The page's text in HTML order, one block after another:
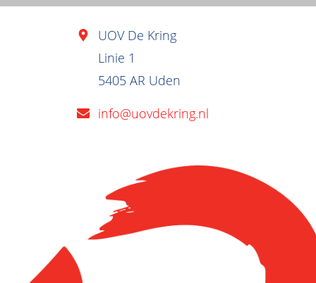
UOV De Kring
Linie 1
5405 AR Uden
info@uovdekring.nl